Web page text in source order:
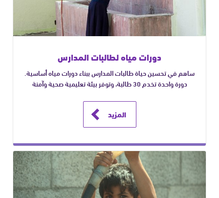
دورات مياه لطالبات المدارس
ساهم في تحسين حياة طالبات المدارس ببناء دورات مياه أساسية.
دورة واحدة تخدم 30 طالبة، وتوفر بيئة تعليمية صحية وآمنة
المزيد